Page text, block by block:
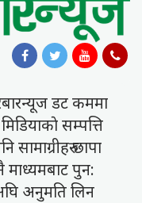
डट कममा
सम्पत्ति
छापा
माध्यमबाट पुन:
अनुमति लिन